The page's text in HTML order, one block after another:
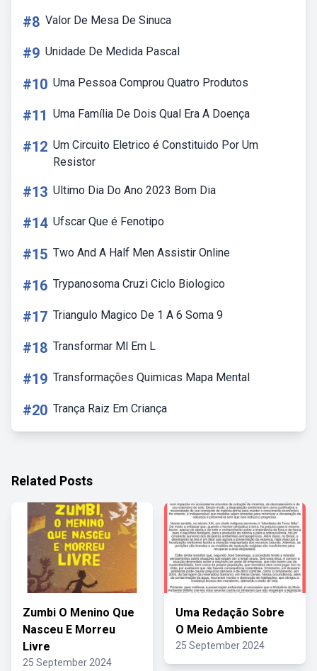
#8 Valor De Mesa De Sinuca
#9 Unidade De Medida Pascal
#10 Uma Pessoa Comprou Quatro Produtos
#11 Uma Família De Dois Qual Era A Doença
#12 Um Circuito Eletrico é Constituido Por Um
Resistor
#13 Ultimo Dia Do Ano 2023 Bom Dia
#14 Ufscar Que é Fenotipo
#15 Two And A Half Men Assistir Online
#16 Trypanosoma Cruzi Ciclo Biologico
#17 Triangulo Magico De 1 A 6 Soma 9
#18 Transformar Ml Em L
#19 Transformações Quimicas Mapa Mental
#20 Trança Raiz Em Criança
Related Posts
Zumbi O Menino Que
Nasceu E Morreu
Livre
25 September 2024
Uma Redação Sobre
O Meio Ambiente
25 September 2024